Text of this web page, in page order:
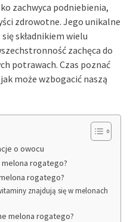
zachwyca podniebienia,
zdrowotne. Jego unikalne
składnikiem wielu
zachęca do
potrawach. Czas poznać
może wzbogacić naszą
o owocu
melona rogatego?
rogatego?
znajdują się w melonach
melona rogatego?